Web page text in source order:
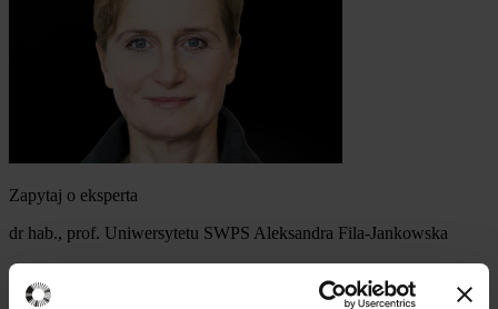
Zapytaj o eksperta
dr hab., prof. Uniwersytetu SWPS Aleksandra Fila-Jankowska
Szukasz eksperta